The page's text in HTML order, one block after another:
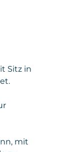
Sitz in
mit